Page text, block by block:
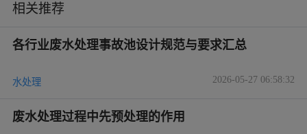
相关推荐
各行业废水处理事故池设计规范与要求汇总
水处理 2026-05-27 06:58:32
废水处理过程中先预处理的作用